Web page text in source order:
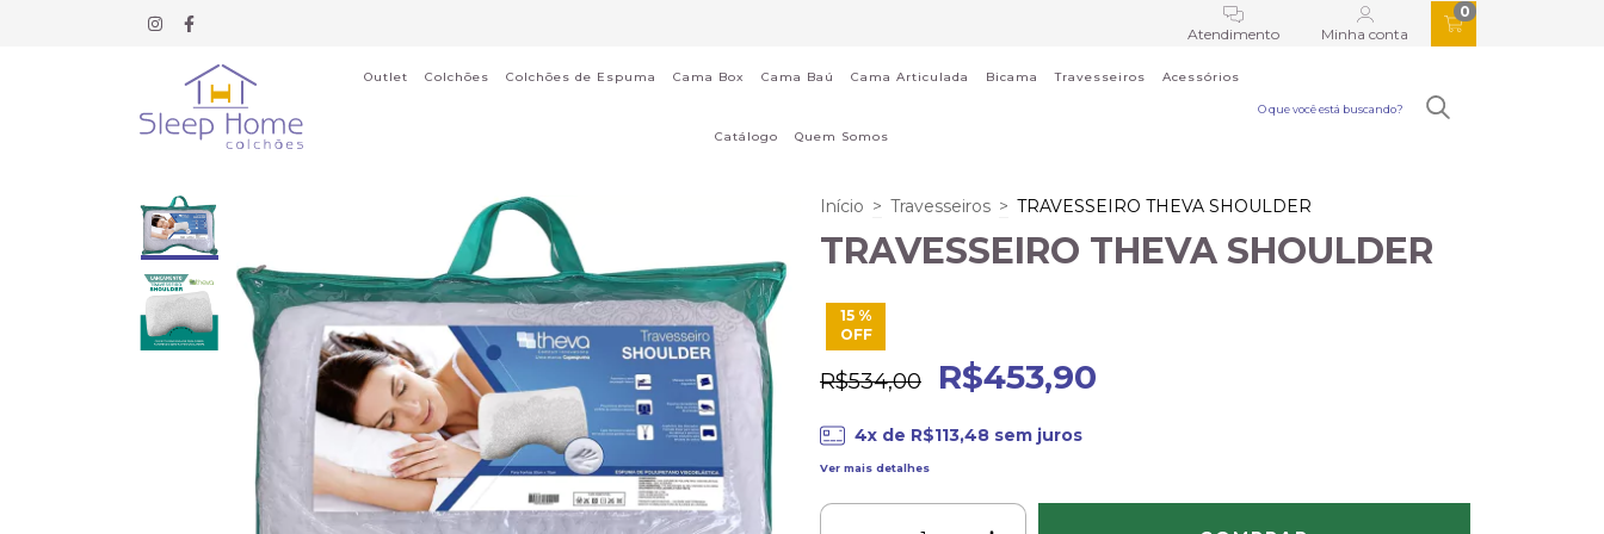
Atendimento Minha conta
0
Outlet Colchões Colchões de Espuma Cama Box Cama Baú Cama Articulada Bicama Travesseiros Acessórios
Catálogo Quem Somos
Início > Travesseiros > TRAVESSEIRO THEVA SHOULDER
TRAVESSEIRO THEVA SHOULDER
15 %
OFF
R$534,00 R$453,90
4x de R$113,48sem juros
Ver mais detalhes